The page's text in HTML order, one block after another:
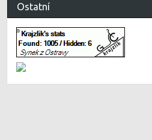
Ostatní